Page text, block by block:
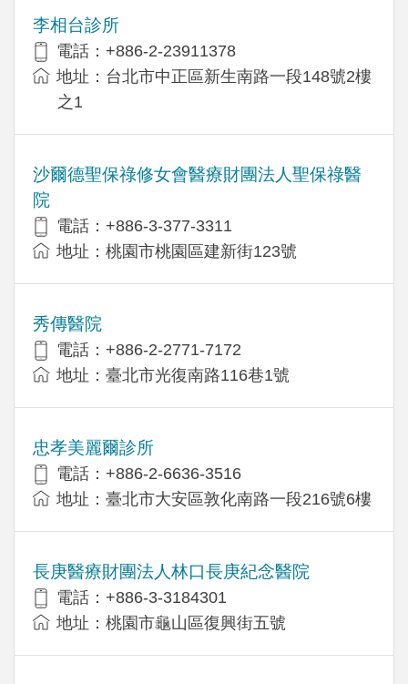
李相台診所
電話：+886-2-23911378
地址：台北市中正區新生南路一段148號2樓
之1
沙爾德聖保祿修女會醫療財團法人聖保祿醫
院
電話：+886-3-377-3311
地址：桃園市桃園區建新街123號
秀傳醫院
電話：+886-2-2771-7172
地址：臺北市光復南路116巷1號
忠孝美麗爾診所
電話：+886-2-6636-3516
地址：臺北市大安區敦化南路一段216號6樓
長庚醫療財團法人林口長庚紀念醫院
電話：+886-3-3184301
地址：桃園市龜山區復興街五號